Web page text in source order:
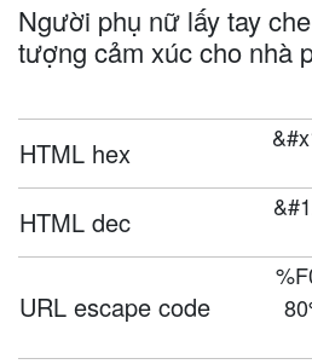
Người phụ nữ lấy tay
tượng cảm xúc cho nhà
HTML hex
HTML dec
URL escape code